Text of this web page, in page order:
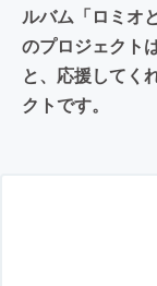
ルバム「ロミオ
のプロジェクト
と、応援してく
クトです。